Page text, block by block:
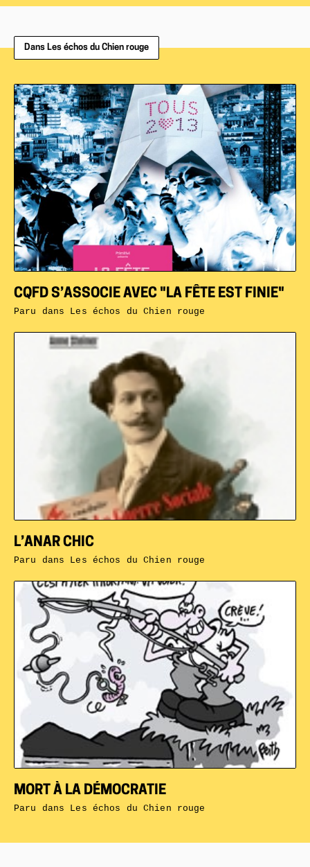
Dans Les échos du Chien rouge
MORT À LA DÉMOCRATIE
Paru dans Les échos du Chien rouge
L’ANAR CHIC
Paru dans Les échos du Chien rouge
CQFD S’ASSOCIE AVEC "LA FÊTE EST FINIE"
Paru dans Les échos du Chien rouge